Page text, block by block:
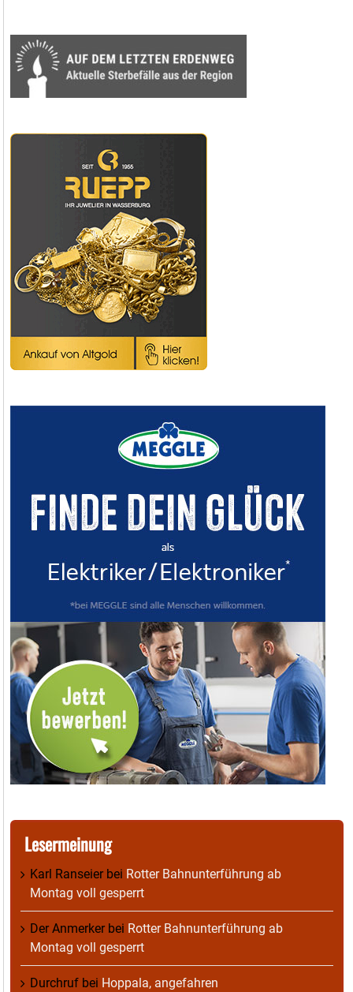
Lesermeinung
Karl Ranseierbei Rotter Bahnunterführung ab
Montag voll gesperrt
Der Anmerkerbei Rotter Bahnunterführung ab
Montag voll gesperrt
Durchruf bei Hoppala, angefahren